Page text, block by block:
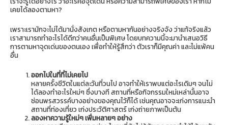
เคยได้ลองตามหา?
เพราะเรามักจะไม่ได้มานั่งสังเกต หรือตามหากันอย่างจริงจัง ว่าแท้จริงแล้ว
เราสามารถทำอะไรได้ดีกว่าคนอื่นเป็นพิเศษ โดยบทความนี้จะมานำเสนอวิธี
การตามหาจุดเด่นของตนเอง เพื่อทำให้รู้สึกว่า ตัวเราก็มีคุณค่า และไม่แพ้คน
อื่น
ออกไปในที่ที่ไม่เคยไป
หลายครั้งชีวิตในแต่ละวันที่วนไป อาจทำให้เราพบแต่อะไรเดิมๆ จนไม่
ได้ลองทำอะไรใหม่ๆ ซึ่งบางที สถานที่หรือกิจกรรมใหม่เหล่านั้นอาจ
ซ่อนพรสวรรค์บางอย่างของคุณไว้ก็ได้ เช่นคุณอาจจะเก่งการแนะนำ
สถานที่ท่องเที่ยว เก่งประวัติศาสตร์ เก่งถ่ายภาพเป็นต้น
ลองหาความรู้ใหม่ๆ เพิ่มหลายๆ อย่าง